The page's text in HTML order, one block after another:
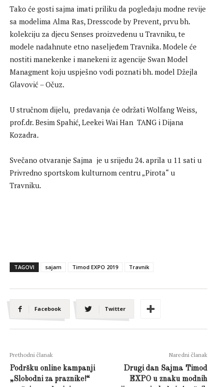
Tako će gosti sajma imati priliku da pogledaju modne revije
sa modelima Alma Ras, Dresscode by Prevent, prvu bh.
kolekciju za djecu Senses proizvedenu u Travniku, te
modele nadahnute etno naseljeđem Travnika. Modele će
nostiti manekenke i manekeni iz agencije Swan Model
Managment koju uspješno vodi poznati bh. model Džejla
Glavović – Očuz.
U stručnom dijelu, predavanja će održati Wolfang Weiss,
prof.dr. Besim Spahić, Leekei Wai Han TANG i Dijana
Kozadra.
Svečano otvaranje Sajma je u srijedu 24. aprila u 11 sati u
Privredno sportskom kulturnom centru „Pirota“ u
Travniku.
TAGOVI sajam Timod EXPO 2019 Travnik
Facebook Twitter
Prethodni članak
Podršku online kampanji
„Slobodni za praznike!“
Naredni članak
Drugi dan Sajma Timod
EXPO u znaku modnih